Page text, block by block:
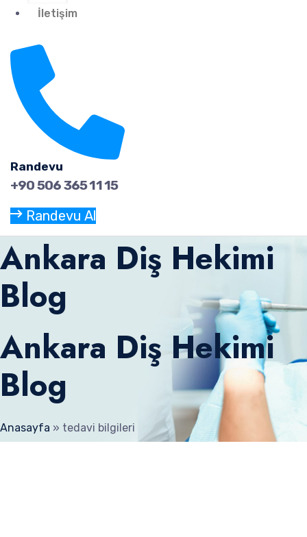
İletişim
Randevu
+90 506 365 11 15
Randevu Al
Ankara Diş Hekimi
Blog
Ankara Diş Hekimi
Blog
Anasayfa » tedavi bilgileri